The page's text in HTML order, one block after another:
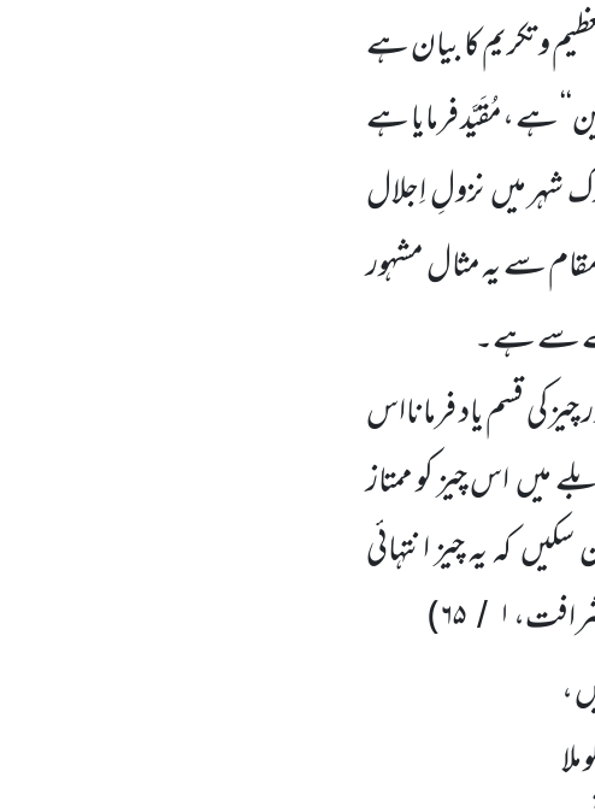
و تکریم کا بیان ہے
ہے ،مُقَیَّد فرمایا ہے
میں نزولِ اِجلال
سے یہ مثال مشہور
سے ہے۔
کی قسم یاد فرمانااس
میں اس چیز کو ممتاز
کہ یہ چیز انتہائی
۱ / ۶۵)
،